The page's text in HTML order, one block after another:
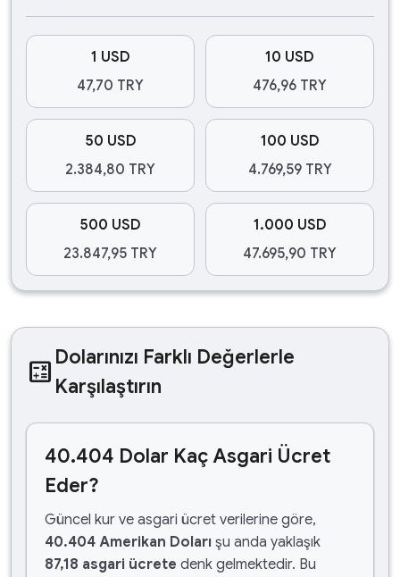
1 USD
47,70 TRY
10 USD
476,96 TRY
50 USD
2.384,80 TRY
100 USD
4.769,59 TRY
500 USD
23.847,95 TRY
1.000 USD
47.695,90 TRY
calculate Dolarınızı Farklı Değerlerle
Karşılaştırın
40.404 Dolar Kaç Asgari Ücret
Eder?
Güncel kur ve asgari ücret verilerine göre,
40.404 Amerikan Doları şu anda yaklaşık
87,18 asgari ücrete denk gelmektedir. Bu